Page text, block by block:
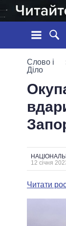
СТРІЧКА
ПОДІЇ
СТАТТІ
ДУМКИ
УСІ
ГОЛОВИ
МЕРИ
Слово і
Діло
12 січня
Читати